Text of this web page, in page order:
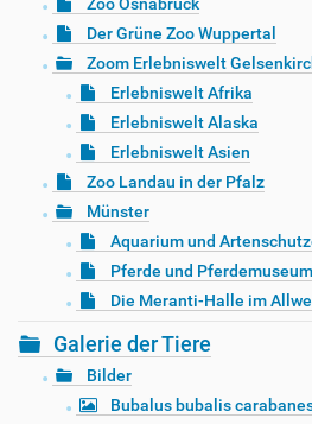
Zoo Osnabrück
Der Grüne Zoo Wuppertal
Zoom Erlebniswelt
Erlebniswelt Afrika
Erlebniswelt Alaska
Erlebniswelt Asien
Zoo Landau in der Pfalz
Münster
Aquarium und
Pferde und Pferdemuseum
Die Meranti-Halle im
Galerie der Tiere
Bilder
Bubalus bubalis